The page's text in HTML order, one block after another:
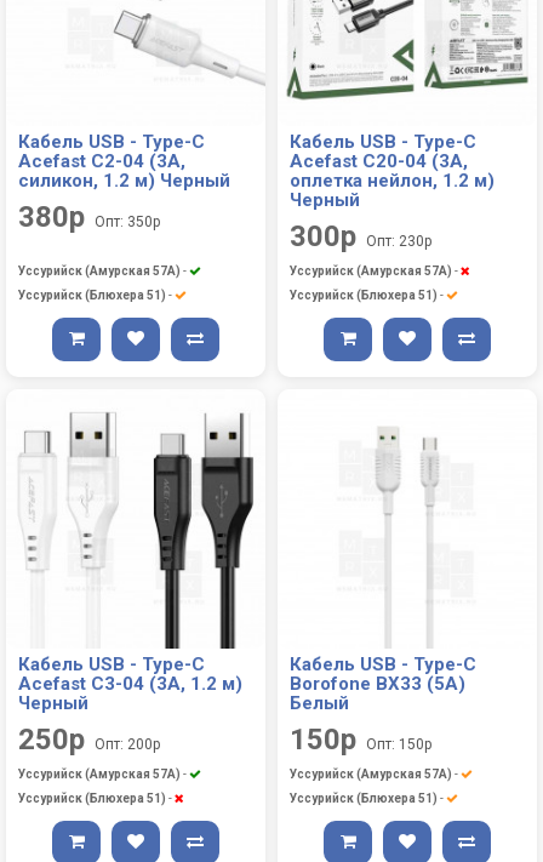
Кабель USB - Type-C
Acefast C2-04 (3A,
силикон, 1.2 м) Черный
380р Опт: 350р
Уссурийск (Амурская 57А) -
Уссурийск (Блюхера 51) -
Кабель USB - Type-C
Acefast C20-04 (3A,
оплетка нейлон, 1.2 м)
Черный
300р Опт: 230р
Уссурийск (Амурская 57А) -
Уссурийск (Блюхера 51) -
Кабель USB - Type-C
Acefast C3-04 (3A, 1.2 м)
Черный
250р Опт: 200р
Уссурийск (Амурская 57А) -
Уссурийск (Блюхера 51) -
Кабель USB - Type-C
Borofone BX33 (5A)
Белый
150р Опт: 150р
Уссурийск (Амурская 57А) -
Уссурийск (Блюхера 51) -